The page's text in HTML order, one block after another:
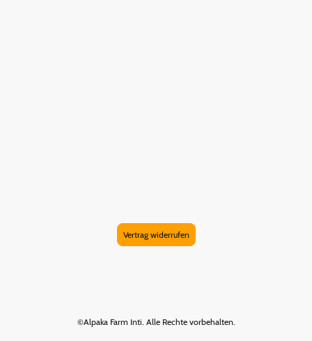
Vertrag widerrufen
©Alpaka Farm Inti. Alle Rechte vorbehalten.